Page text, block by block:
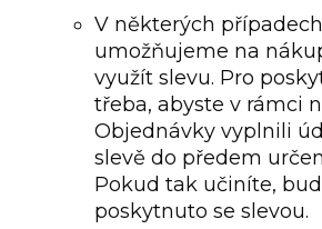
V některých případech
umožňujeme na
využít slevu. Pro
třeba, abyste v rámci
Objednávky vyplnili
slevě do předem
Pokud tak učiníte,
poskytnuto se slevou.